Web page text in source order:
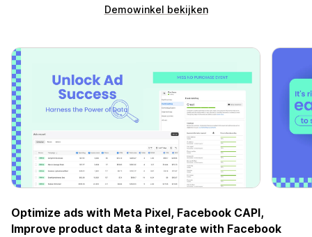
Demowinkel bekijken
Optimize ads with Meta Pixel, Facebook CAPI,
Improve product data & integrate with Facebook